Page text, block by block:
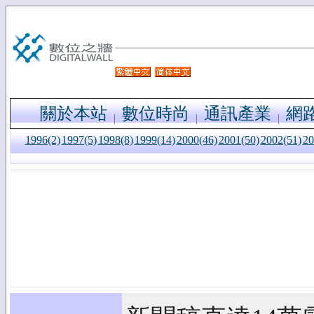
關於本站 數位時尚 通訊產業 網
1996(2)1997(5)1998(8)1999(14)2000(46)2001(50)2002(51)